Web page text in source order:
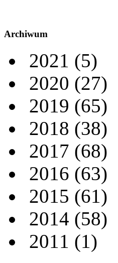
Archiwum
2021 (5)
2020 (27)
2019 (65)
2018 (38)
2017 (68)
2016 (63)
2015 (61)
2014 (58)
2011 (1)